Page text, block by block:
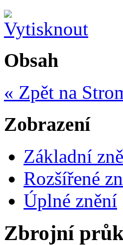
Obsah
« Zpět na
Zobrazení
Základní
Rozšířené
Úplné znění
Zbrojní